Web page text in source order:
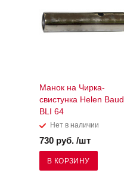
Манок на Чирка-
свистунка Helen Baud
BLI 64
Нет в наличии
730 руб. /шт
В КОРЗИНУ